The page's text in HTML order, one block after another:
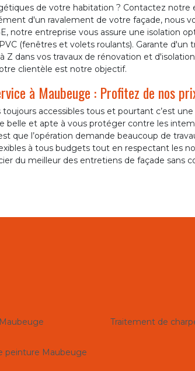
de votre habitation ? Contactez notre
d'un ravalement de votre façade, nous
notre entreprise vous assure une isolation
(fenêtres et volets roulants). Garante d'un
dans vos travaux de rénovation et
clientèle est notre objectif.
à Maubeuge : Profitez de nos
accessibles tous et pourtant c’est
belle et apte à vous protéger contre les
que l’opération demande beaucoup de
à tous budgets tout en respectant les
du meilleur des entretiens de façade sans
Traitement de
peinture Maubeuge